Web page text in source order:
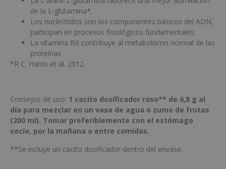
de la L-glutamina*.
Los nucleótidos son los componentes básicos del ADN,
participan en procesos fisiológicos fundamentales.
La vitamina B6 contribuye al metabolismo normal de las
proteínas.
*R C. Harris et al. 2012.
Consejos de uso: 1 cacito dosificador raso** de 6,8 g al
día para mezclar en un vaso de agua o zumo de frutas
(200 ml). Tomar preferiblemente con el estómago
vacío, por la mañana o entre comidas.
**Se incluye un cacito dosificador dentro del envase.